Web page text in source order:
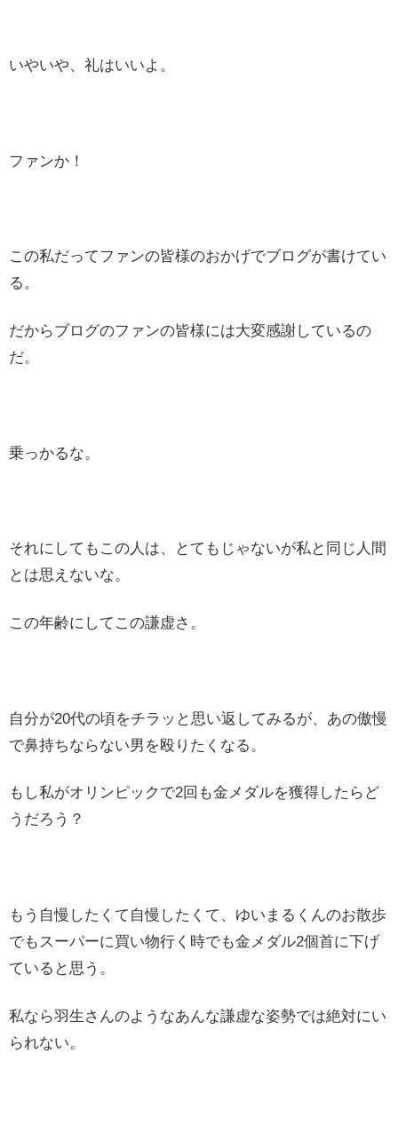
いやいや、礼はいいよ。
ファンか！
この私だってファンの皆様のおかげでブログが書けてい
る。
だからブログのファンの皆様には大変感謝しているの
だ。
乗っかるな。
それにしてもこの人は、とてもじゃないが私と同じ人間
とは思えないな。
この年齢にしてこの謙虚さ。
自分が20代の頃をチラッと思い返してみるが、あの傲慢
で鼻持ちならない男を殴りたくなる。
もし私がオリンピックで2回も金メダルを獲得したらど
うだろう？
もう自慢したくて自慢したくて、ゆいまるくんのお散歩
でもスーパーに買い物行く時でも金メダル2個首に下げ
ていると思う。
私なら羽生さんのようなあんな謙虚な姿勢では絶対にい
られない。